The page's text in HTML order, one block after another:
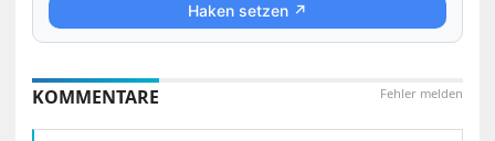
Haken setzen ↗
Fehler melden
KOMMENTARE